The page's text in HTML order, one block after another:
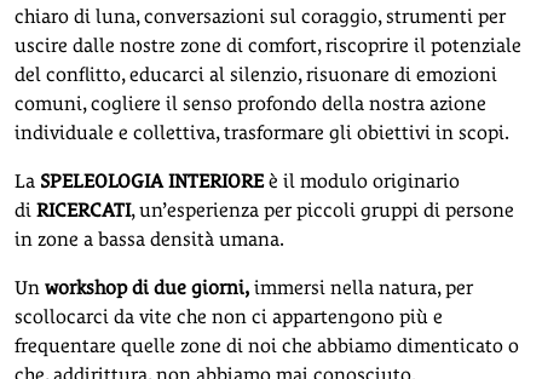
chiaro di luna, conversazioni sul coraggio, strumenti per
uscire dalle nostre zone di comfort, riscoprire il potenziale
del conflitto, educarci al silenzio, risuonare di emozioni
comuni, cogliere il senso profondo della nostra azione
individuale e collettiva, trasformare gli obiettivi in scopi.
La SPELEOLOGIA INTERIOREè il modulo originario
di RICERCATI, un’esperienza per piccoli gruppi di persone
in zone a bassa densità umana.
Un workshop di due giorni, immersi nella natura, per
scollocarci da vite che non ci appartengono più e
frequentare quelle zone di noi che abbiamo dimenticato o